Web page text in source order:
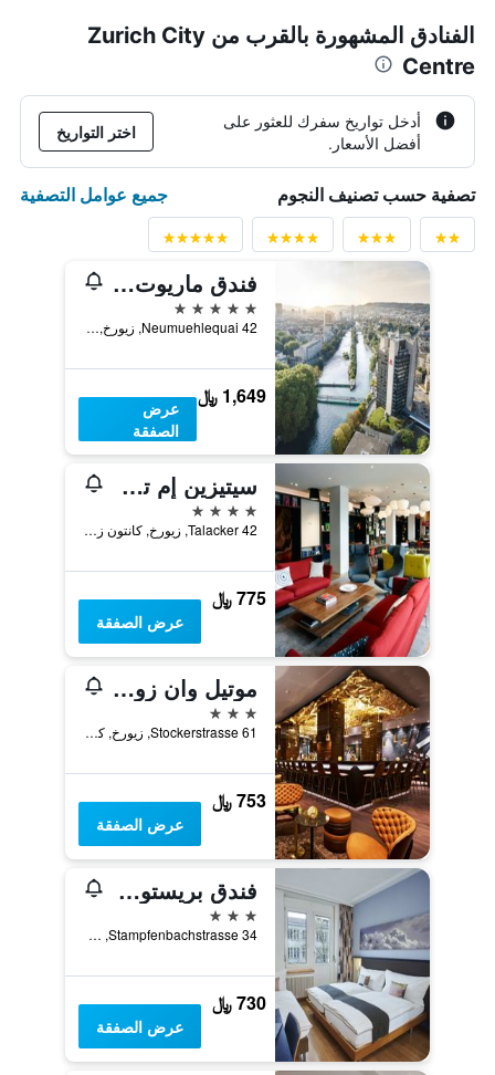
الفنادق المشهورة بالقرب من Zurich City
Centre
أدخل تواريخ سفرك للعثور على
أفضل الأسعار.
اختر التواريخ
تصفية حسب تصنيف النجوم جميع عوامل التصفية
فندق ماريوت زيورخ
5 نجوم
Neumuehlequai 42, زيورخ, كانتون زيورخ, سويسرا
1,649 ﷼
عرض
الصفقة
سيتيزين إم تسوريخ
4 نجوم
Talacker 42, زيورخ, كانتون زيورخ, سويسرا
775 ﷼
عرض الصفقة
موتيل وان زوريخ
3 نجوم
Stockerstrasse 61, زيورخ, كانتون زيورخ, سويسرا
753 ﷼
عرض الصفقة
فندق بريستول زوريخ
3 نجوم
Stampfenbachstrasse 34, زيورخ, كانتون زيورخ, سويسرا
730 ﷼
عرض الصفقة